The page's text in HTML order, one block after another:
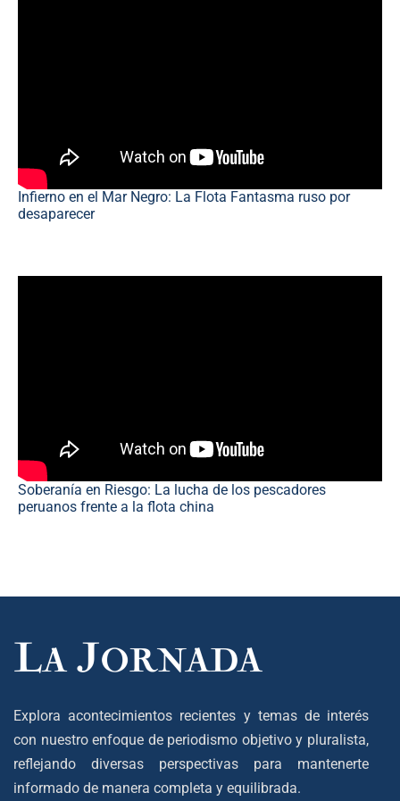
Infierno en el Mar Negro: La Flota Fantasma ruso por
desaparecer
Soberanía en Riesgo: La lucha de los pescadores
peruanos frente a la flota china
Explora acontecimientos recientes y temas de interés
con nuestro enfoque de periodismo objetivo y pluralista,
reflejando diversas perspectivas para mantenerte
informado de manera completa y equilibrada.